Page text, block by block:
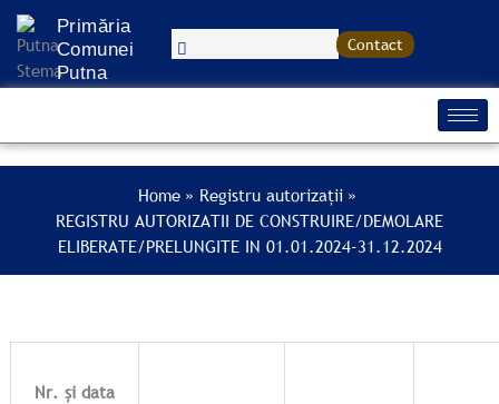
Treci
conținut
Primăria
Comunei
Putna
Contact
Home
Registru autorizații
REGISTRU AUTORIZATII DE CONSTRUIRE/DEMOLARE
ELIBERATE/PRELUNGITE IN 01.01.2024-31.12.2024
Nr. și data